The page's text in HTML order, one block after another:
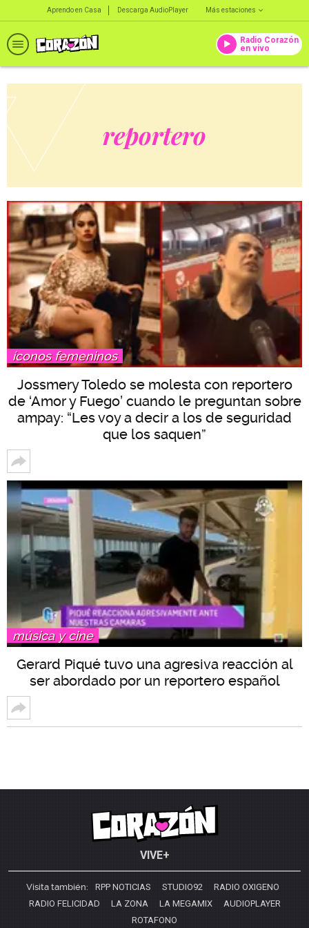
Aprendo en Casa Descarga AudioPlayer Más estaciones
Radio Corazón
en vivo
reportero
íconos femeninos
Jossmery Toledo se molesta con reportero
de ‘Amor y Fuego’ cuando le preguntan sobre
ampay: “Les voy a decir a los de seguridad
que los saquen”
música y cine
Gerard Piqué tuvo una agresiva reacción al
ser abordado por un reportero español
VIVE+
Visita también: RPP NOTICIAS STUDIO92
RADIO OXIGENO
RADIO FELICIDAD
LA ZONA LA MEGAMIX
AUDIOPLAYER
ROTAFONO